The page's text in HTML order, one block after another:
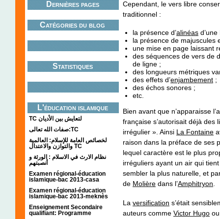
Dernières pages
Catégories du blog
Statistiques
L'éducation islamique
TC لتعايش بين الأديان
صفات الله تعالى:TC
لخصائص العامة للإسلام: العالمية
والتوازن والاعتدال TC
نظام الارث في الاسلام : الورثة و
أنصبتهم
Examen régional-éducation
islamique-bac 2013-casa
Examen régional-éducation
islamique-bac 2013-meknès
Enseignement Secondaire
qualifiant: Programme
Cependant, le vers libre
traditionnel :
la présence d’alinéas
la présence de majuscules
une mise en page laissant
des séquences de vers de
de ligne ;
des longueurs métriques
des effets d’enjambement ;
des échos sonores ;
etc.
Bien avant que n’apparaisse
française s’autorisait déjà des
irrégulier ». Ainsi La Fontaine
raison dans la préface de ses
lequel caractère est le plus
irréguliers ayant un air qui
sembler la plus naturelle, et
de Molière dans l’Amphitryon
La versification s’était
auteurs comme Victor Hugo